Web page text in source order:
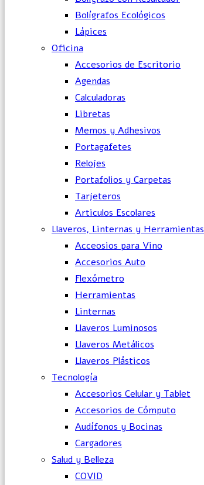
Bolígrafos Ecológicos
Lápices
Oficina
Accesorios de Escritorio
Agendas
Calculadoras
Libretas
Memos y Adhesivos
Portagafetes
Relojes
Portafolios y Carpetas
Tarjeteros
Articulos Escolares
Llaveros, Linternas y Herramientas
Acceosios para Vino
Accesorios Auto
Flexómetro
Herramientas
Linternas
Llaveros Luminosos
Llaveros Metálicos
Llaveros Plásticos
Tecnología
Accesorios Celular y Tablet
Accesorios de Cómputo
Audífonos y Bocinas
Cargadores
Salud y Belleza
COVID